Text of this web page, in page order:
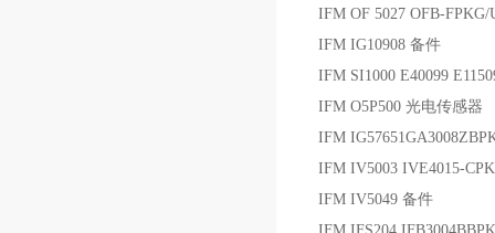
IFM OF 5027 OFB-
IFM IG10908 备件
IFM SI1000 E40099
IFM O5P500 光电传感器
IFM
IFM IV5003 IVE4015-
IFM IV5049 备件